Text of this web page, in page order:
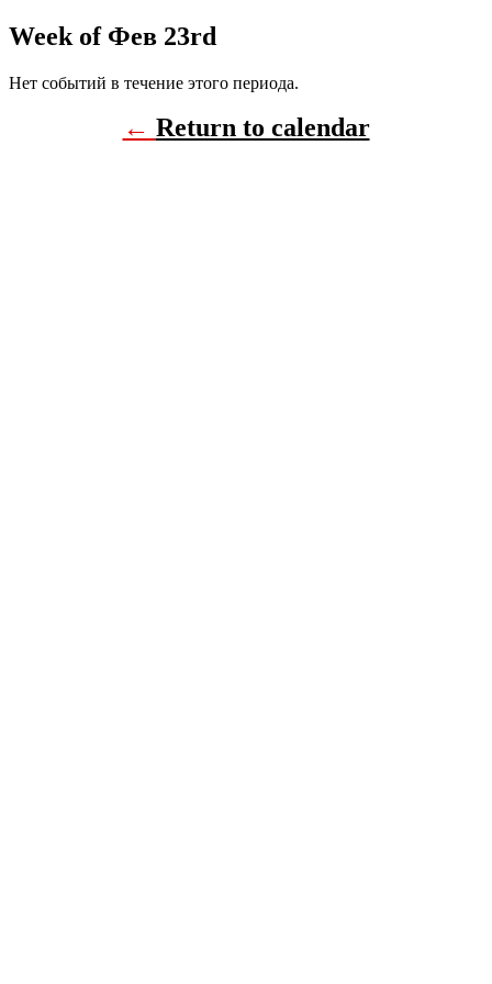
Week of Фев 23rd
Нет событий в течение этого периода.
← Return to calendar